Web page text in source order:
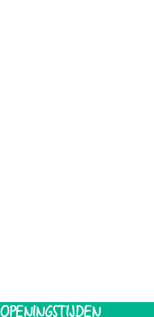
OPENINGSTIJDEN